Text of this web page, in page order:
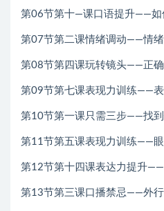
第06节第十—课口语提升——如
第07节第二课情绪调动——情
第08节第四课玩转镜头——正
第09节第七课表现力训练——
第10节第一课只需三步——找
第11节第五课表现力训练——
第12节第十四课表达力提升——
第13节第三课口播禁忌——外